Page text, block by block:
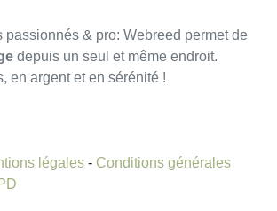
passionnés & pro: Webreed permet de
depuis un seul et même endroit.
en argent et en sérénité !
légales - Conditions générales